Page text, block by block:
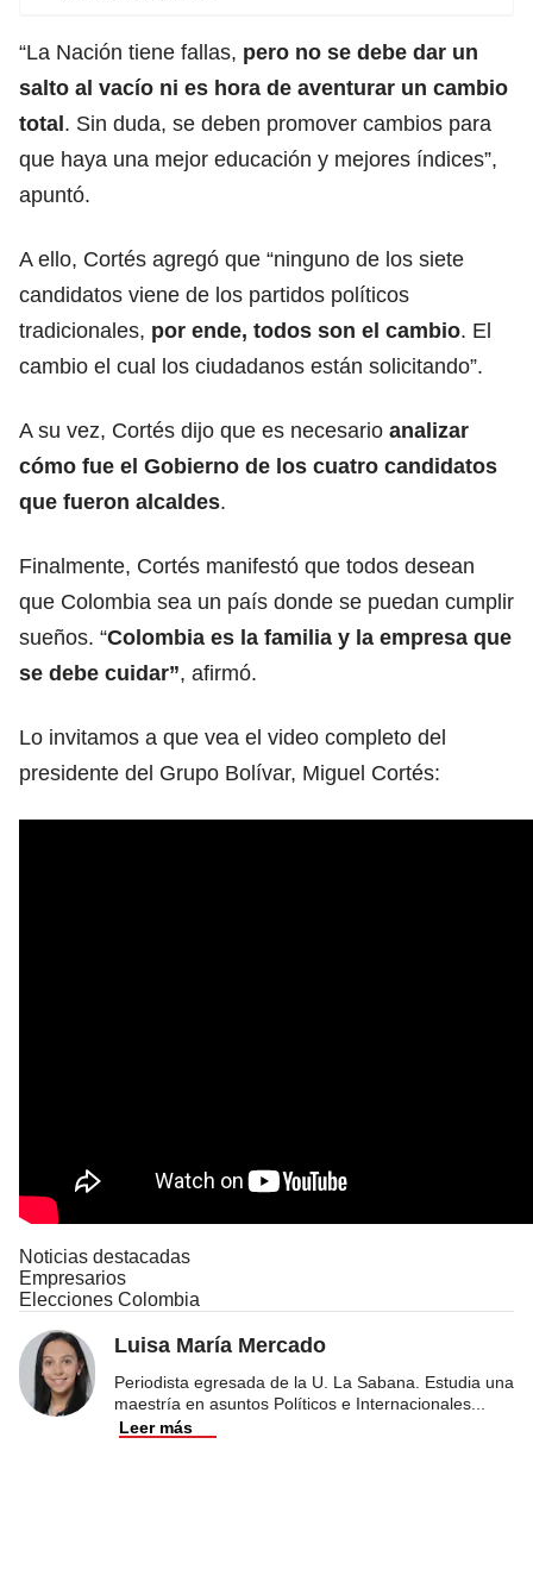
“La Nación tiene fallas, pero no se debe dar un
salto al vacío ni es hora de aventurar un cambio
total. Sin duda, se deben promover cambios para
que haya una mejor educación y mejores índices”,
apuntó.
A ello, Cortés agregó que “ninguno de los siete
candidatos viene de los partidos políticos
tradicionales, por ende, todos son el cambio. El
cambio el cual los ciudadanos están solicitando”.
A su vez, Cortés dijo que es necesario analizar
cómo fue el Gobierno de los cuatro candidatos
que fueron alcaldes.
Finalmente, Cortés manifestó que todos desean
que Colombia sea un país donde se puedan cumplir
sueños. “Colombia es la familia y la empresa que
se debe cuidar”, afirmó.
Lo invitamos a que vea el video completo del
presidente del Grupo Bolívar, Miguel Cortés:
Noticias destacadas
Empresarios
Elecciones Colombia
Luisa María Mercado
Periodista egresada de la U. La Sabana. Estudia una
maestría en asuntos Políticos e Internacionales
Leer más